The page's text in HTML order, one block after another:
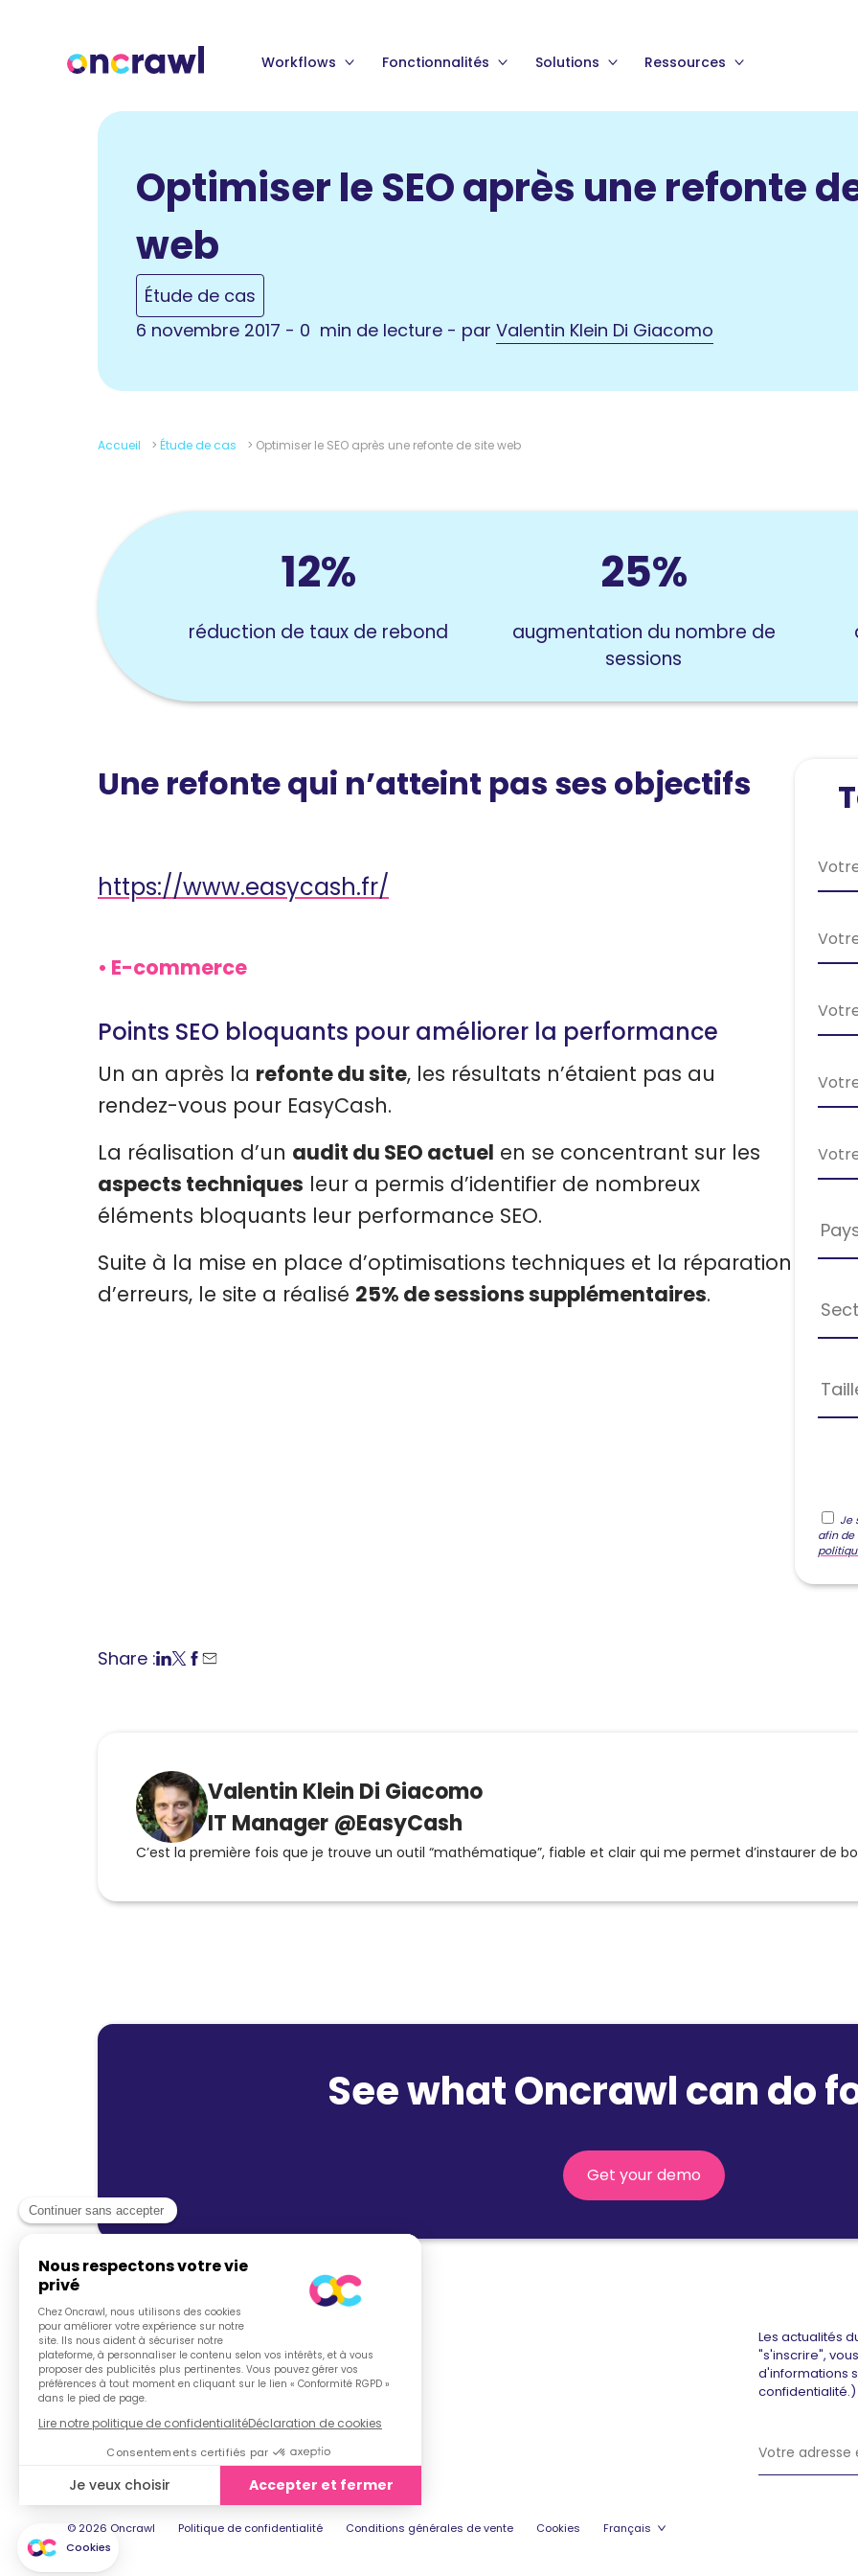
Workflows Fonctionnalités Solutions Ressources
Optimiser le SEO après une refonte
web
Étude de cas
6 novembre 2017 - 0 min de lecture - par Valentin Klein Di Giacomo
Accueil > Étude de cas > Optimiser le SEO après une refonte de site web
12%
réduction de taux de rebond
25%
augmentation du nombre de
sessions
Une refonte qui n’atteint pas ses objectifs
https://www.easycash.fr/
E-commerce
Points SEO bloquants pour améliorer la performance
Un an après la refonte du site, les résultats n’étaient pas au
rendez-vous pour EasyCash.
La réalisation d’un audit du SEO actuel en se concentrant sur les
aspects techniques leur a permis d’identifier de nombreux
éléments bloquants leur performance SEO.
Suite à la mise en place d’optimisations techniques et la réparation
d’erreurs, le site a réalisé 25% de sessions supplémentaires.
Je
afin de
Share :
Valentin Klein Di Giacomo
IT Manager @EasyCash
C’est la première fois que je trouve un outil “mathématique”, fiable et clair qui me permet d’instaurer de
See what Oncrawl can do
Get your demo
Les actualités
"s'inscrire",
d'informations
confidentialité.)
© 2026 Oncrawl Politique de confidentialité Conditions générales de vente Cookies Français